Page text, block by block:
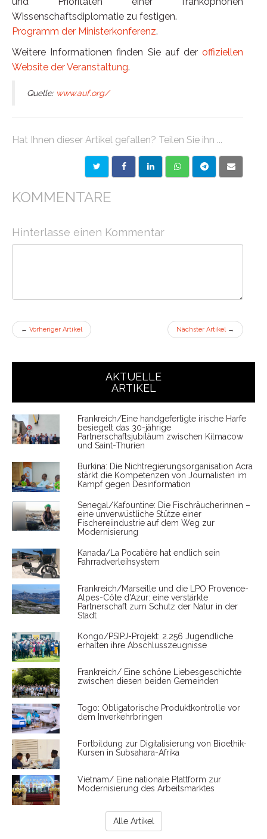
Wissenschaftsdiplomatie zu festigen.
Programm der Ministerkonferenz.
Weitere Informationen finden Sie auf der offiziellen
Website der Veranstaltung.
Quelle: www.auf.org/
Hat Ihnen dieser Artikel gefallen? Teilen Sie ihn ...
KOMMENTARE
Hinterlasse einen Kommentar
← Vorheriger Artikel Nächster Artikel →
AKTUELLE
ARTIKEL
Frankreich/Eine handgefertigte irische Harfe
besiegelt das 30-jährige
Partnerschaftsjubiläum zwischen Kilmacow
und Saint-Thurien
Burkina: Die Nichtregierungsorganisation Acra
stärkt die Kompetenzen von Journalisten im
Kampf gegen Desinformation
Senegal/Kafountine: Die Fischräucherinnen –
eine unverwüstliche Stütze einer
Fischereiindustrie auf dem Weg zur
Modernisierung
Kanada/La Pocatière hat endlich sein
Fahrradverleihsystem
Frankreich/Marseille und die LPO Provence-
Alpes-Côte d'Azur: eine verstärkte
Partnerschaft zum Schutz der Natur in der
Stadt
Kongo/PSIPJ-Projekt: 2.256 Jugendliche
erhalten ihre Abschlusszeugnisse
Frankreich/ Eine schöne Liebesgeschichte
zwischen diesen beiden Gemeinden
Togo: Obligatorische Produktkontrolle vor
dem Inverkehrbringen
Fortbildung zur Digitalisierung von Bioethik-
Kursen in Subsahara-Afrika
Vietnam/ Eine nationale Plattform zur
Modernisierung des Arbeitsmarktes
Alle Artikel